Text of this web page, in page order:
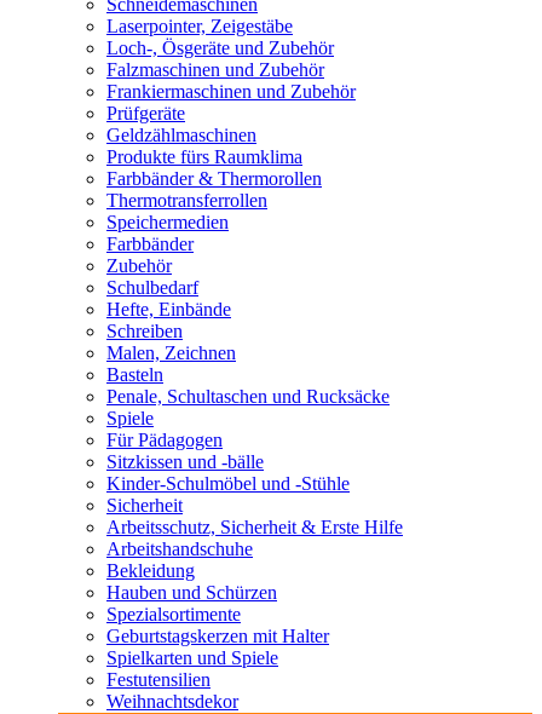
Schneidemaschinen
Laserpointer, Zeigestäbe
Loch-, Ösgeräte und Zubehör
Falzmaschinen und Zubehör
Frankiermaschinen und Zubehör
Prüfgeräte
Geldzählmaschinen
Produkte fürs Raumklima
Farbbänder & Thermorollen
Thermotransferrollen
Speichermedien
Farbbänder
Zubehör
Schulbedarf
Hefte, Einbände
Schreiben
Malen, Zeichnen
Basteln
Penale, Schultaschen und Rucksäcke
Spiele
Für Pädagogen
Sitzkissen und -bälle
Kinder-Schulmöbel und -Stühle
Sicherheit
Arbeitsschutz, Sicherheit & Erste Hilfe
Arbeitshandschuhe
Bekleidung
Hauben und Schürzen
Spezialsortimente
Geburtstagskerzen mit Halter
Spielkarten und Spiele
Festutensilien
Weihnachtsdekor